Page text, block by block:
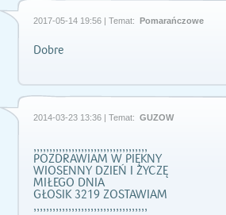
2017-05-14 19:56 | Temat: Pomarańczowe
Dobre
2014-03-23 13:36 | Temat: GUZÓW
,,,,,,,,,,,,,,,,,,,,,,,,,,,,,,,,,,,,
POZDRAWIAM W PIĘKNY
WIOSENNY DZIEŃ I ŻYCZĘ
MIŁEGO DNIA
GŁOSIK 3219 ZOSTAWIAM
,,,,,,,,,,,,,,,,,,,,,,,,,,,,,,,,,,,,